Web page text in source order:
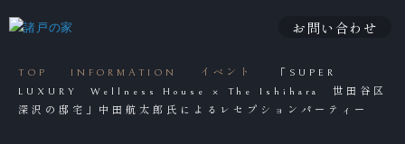
お問い合わせ
TOP INFORMATION イベント
「SUPER
LUXURY Wellness House × The Ishihara 世田谷区
深沢の邸宅」中田航太郎氏によるレセプションパーティー